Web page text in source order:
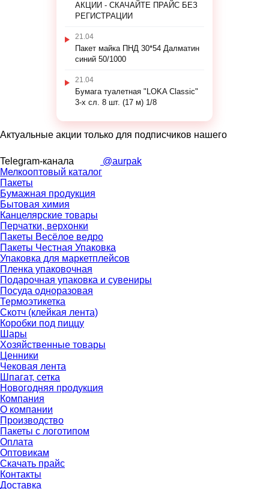
АКЦИИ - СКАЧАЙТЕ ПРАЙС БЕЗ
РЕГИСТРАЦИИ
21.04
Пакет майка ПНД 30*54 Далматин
синий 50/1000
21.04
Бумага туалетная "LOKA Classic"
3-х сл. 8 шт. (17 м) 1/8
Актуальные акции только для подписчиков нашего
Telegram-канала
@aurpak
Мелкооптовый каталог
Пакеты
Бумажная продукция
Бытовая химия
Канцелярские товары
Перчатки, верхонки
Пакеты Весёлое ведро
Пакеты Честная Упаковка
Упаковка для маркетплейсов
Пленка упаковочная
Подарочная упаковка и сувениры
Посуда одноразовая
Термоэтикетка
Скотч (клейкая лента)
Коробки под пиццу
Шары
Хозяйственные товары
Ценники
Чековая лента
Шпагат, сетка
Новогодняя продукция
Компания
О компании
Производство
Пакеты с логотипом
Оплата
Оптовикам
Скачать прайс
Контакты
Доставка